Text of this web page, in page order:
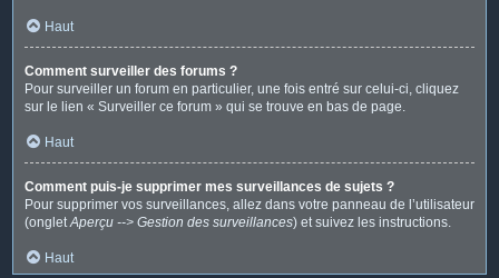
Haut
Comment surveiller des forums ?
Pour surveiller un forum en particulier, une fois entré sur celui-ci, cliquez
sur le lien « Surveiller ce forum » qui se trouve en bas de page.
Haut
Comment puis-je supprimer mes surveillances de sujets ?
Pour supprimer vos surveillances, allez dans votre panneau de l’utilisateur
(ongletAperçu --> Gestion des surveillances) et suivez les instructions.
Haut